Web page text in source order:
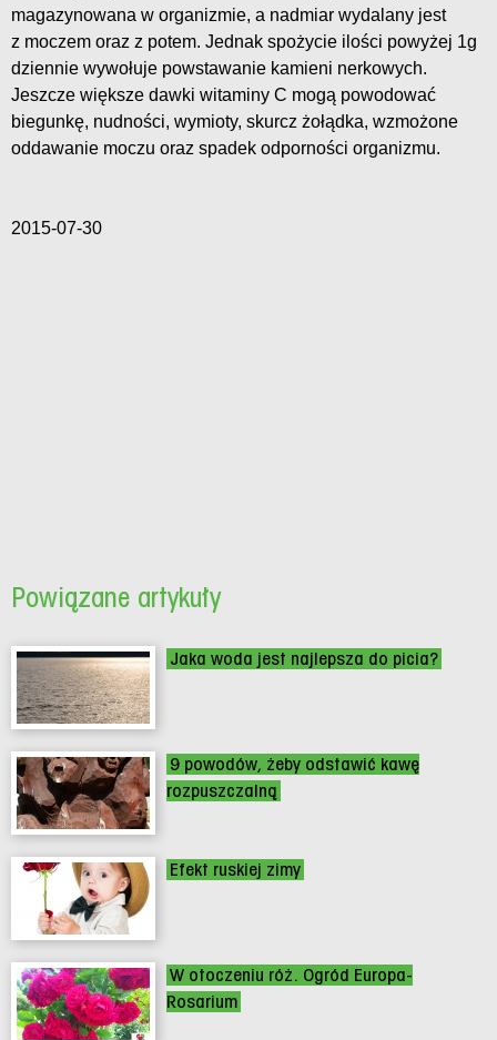
magazynowana w organizmie, a nadmiar wydalany jest
z moczem oraz z potem. Jednak spożycie ilości powyżej 1g
dziennie wywołuje powstawanie kamieni nerkowych.
Jeszcze większe dawki witaminy C mogą powodować
biegunkę, nudności, wymioty, skurcz żołądka, wzmożone
oddawanie moczu oraz spadek odporności organizmu.
2015-07-30
Powiązane artykuły
Jaka woda jest najlepsza do picia?
9 powodów, żeby odstawić kawę
rozpuszczalną
Efekt ruskiej zimy
W otoczeniu róż. Ogród Europa-
Rosarium